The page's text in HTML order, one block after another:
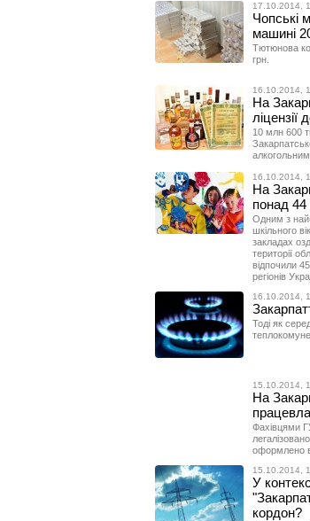
17.10.2014,
Чопські
машині
Тютюнова
грн.
16.10.2014,
На
10 млн 600
16.10.2014,
На
понад 44
Одним з
шкільного
закладах
території
відпочили
регіонів
16.10.2014,
Тоді як
15.10.2014,
На
Фахівцями
оформлено
15.10.2014,
У
кордон?